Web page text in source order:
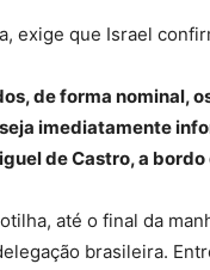
exige que Israel
de forma nominal,
imediatamente
de Castro, a bordo
até o final da
brasileira.